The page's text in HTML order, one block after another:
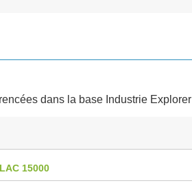
dans la base Industrie Explorer
15000